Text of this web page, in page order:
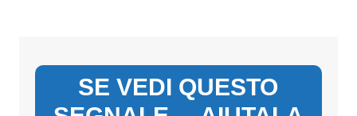
SE VEDI QUESTO